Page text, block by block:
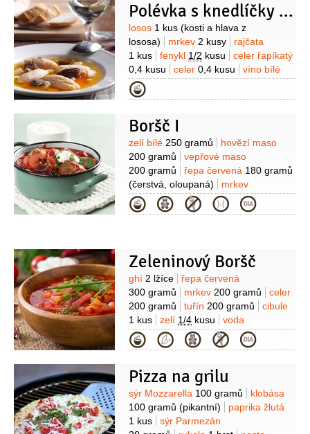
300 gramů
vejce4 kusy
kapary
1 hrst
šťáva citronová
citronu)
sůl
K podávání:
kapary
rukola
sýr
Parmezán
ředkvičky
Polévka s knedlíčky z uzeného lososa
Suroviny
losos 1 kus (kosti a hlava z
lososa)
mrkev 2 kusy
rajčata
1 kus
fenykl 1/2 kusu
celer řapíkatý
0,4 kusu
celer 0,4 kusu
víno bílé
1 decilitr
1 sklenice
česnek3 stroužky Na
150 gramů
(uzený)
mléko 1,25 decilitru
110 gramů
žloutek2 kusy
2 snítky
cukr 1 špetka
pepř černý
(mletý)
sůl
Kategorie
Boršč I
Suroviny
zelí bílé 250 gramů
hovězí maso
200 gramů
vepřové maso
200 gramů
řepa červená 180 gramů
(čerstvá, oloupaná)
mrkev
120 gramů
(oloupaná)
celer
100 gramů (oloupaný)
rajčata
Kategorie
Zeleninový Boršč
Suroviny
ghí 2 lžíce
řepa červená
300 gramů
mrkev 200 gramů
celer
200 gramů
tuřín 200 gramů
cibule
1 kus
zelí 1/4 kusu
voda
1,2 litru
bobkový list2 listy
Kategorie
Pizza na grilu
Suroviny
sýr Mozzarella 100 gramů
klobása
100 gramů (pikantní)
paprika žlutá
1 kus
sýr Parmezán